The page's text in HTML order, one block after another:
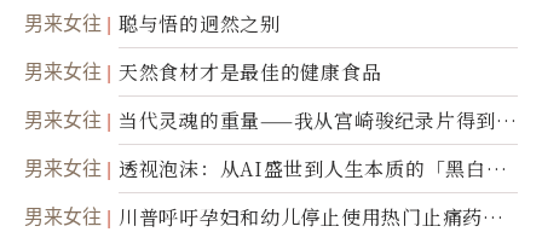
男来女往 聪与悟的迥然之别
男来女往 天然食材才是最佳的健康食品
男来女往
当代灵魂的重量——我从宫崎骏纪录片得到的
省思
男来女往
透视泡沫：从AI盛世到人生本质的「黑白一
瞬」
男来女往
川普呼吁孕妇和幼儿停止使用热门止痛药泰